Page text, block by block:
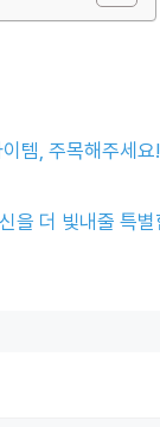
템, 주목해주세
을 더 빛내줄 특